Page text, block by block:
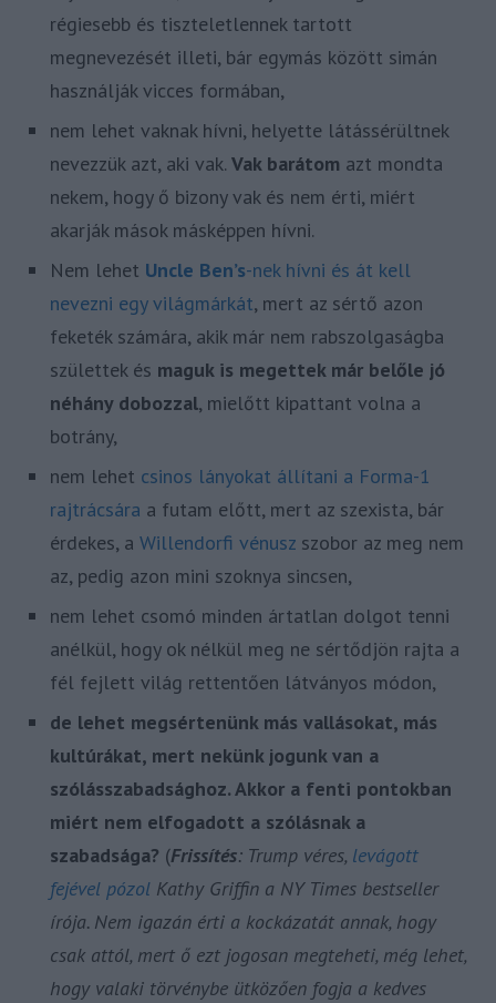
régiesebb és tiszteletlennek tartott
megnevezését illeti, bár egymás között simán
használják vicces formában,
nem lehet vaknak hívni, helyette látássérültnek
nevezzük azt, aki vak. Vak barátom azt mondta
nekem, hogy ő bizony vak és nem érti, miért
akarják mások másképpen hívni.
Nem lehet Uncle Ben’s-nek hívni és át kell
nevezni egy világmárkát, mert az sértő azon
feketék számára, akik már nem rabszolgaságba
születtek és maguk is megettek már belőle jó
néhány dobozzal, mielőtt kipattant volna a
botrány,
nem lehet csinos lányokat állítani a Forma-1
rajtrácsára a futam előtt, mert az szexista, bár
érdekes, a Willendorfi vénusz szobor az meg nem
az, pedig azon mini szoknya sincsen,
nem lehet csomó minden ártatlan dolgot tenni
anélkül, hogy ok nélkül meg ne sértődjön rajta a
fél fejlett világ rettentően látványos módon,
de lehet megsértenünk más vallásokat, más
kultúrákat, mert nekünk jogunk van a
szólásszabadsághoz. Akkor a fenti pontokban
miért nem elfogadott a szólásnak a
szabadsága? (Frissítés: Trump véres, levágott
fejével pózol Kathy Griffin a NY Times bestseller
írója. Nem igazán érti a kockázatát annak, hogy
csak attól, mert ő ezt jogosan megteheti, még lehet,
hogy valaki törvénybe ütközően fogja a kedves